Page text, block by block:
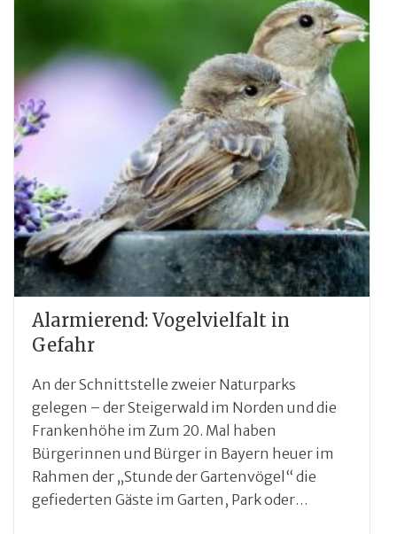
Alarmierend: Vogelvielfalt in
Gefahr
An der Schnittstelle zweier Naturparks
gelegen – der Steigerwald im Norden und die
Frankenhöhe im Zum 20. Mal haben
Bürgerinnen und Bürger in Bayern heuer im
Rahmen der „Stunde der Gartenvögel“ die
gefiederten Gäste im Garten, Park oder…